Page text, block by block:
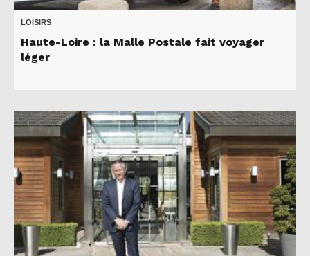
LOISIRS
Haute-Loire : la Malle Postale fait voyager
léger